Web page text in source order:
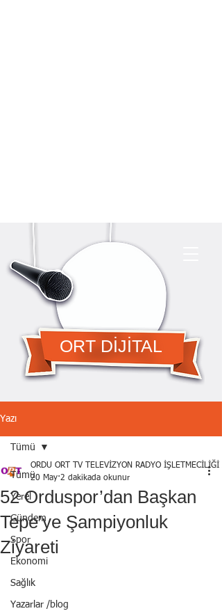
ORT DİJİTAL
Yazı
Tümü
Yerel
Gündem
Spor
Ekonomi
Sağlık
Yazarlar /blog
Tümü
52 Orduspor’dan Başkan
Tepe’ye Şampiyonluk
Ziyareti
ORDU ORT TV TELEVİZYON RADYO İŞLETMECİLİĞİ
20 May 2 dakikada okunur